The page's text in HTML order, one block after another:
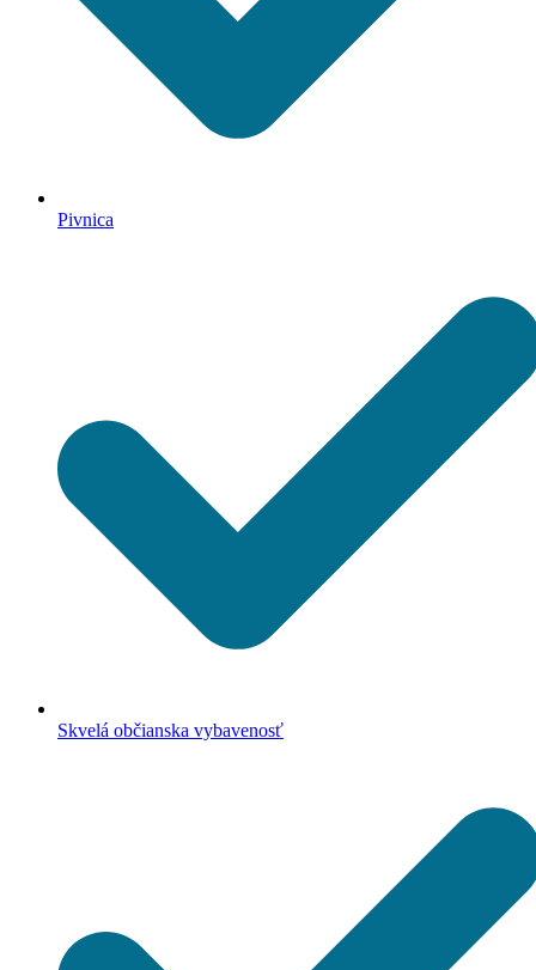
Pivnica
Skvelá občianska vybavenosť